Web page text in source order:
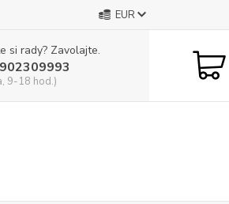
EUR
si rady? Zavolajte.
9-18 hod.)